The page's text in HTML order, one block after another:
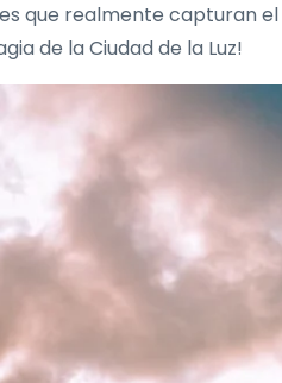
que realmente capturan
de la Ciudad de la Luz!